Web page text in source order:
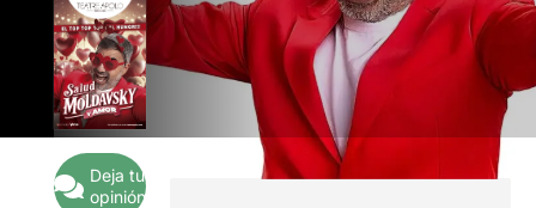
Deja tu
opinión